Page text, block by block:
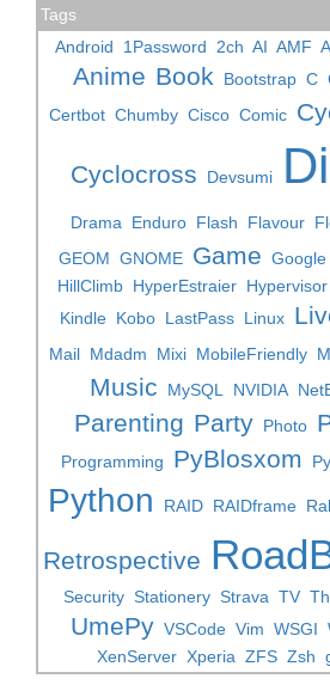
Tags
Android
1Password 2ch AI AMF
Anime Book Bootstrap C
Certbot Chumby Cisco Comic
Cyclocross Devsumi
Drama Enduro Flash Flavour
GEOM GNOME Game Google
HillClimb HyperEstraier Hypervisor
Kindle Kobo LastPass Linux
Mail Mdadm Mixi MobileFriendly
Music
MySQL NVIDIA
Parenting Party Photo
Programming PyBlosxom
Python RAID RAIDframe
Retrospective
Security Stationery Strava TV
UmePy VSCode Vim WSGI
XenServer Xperia ZFS Zsh